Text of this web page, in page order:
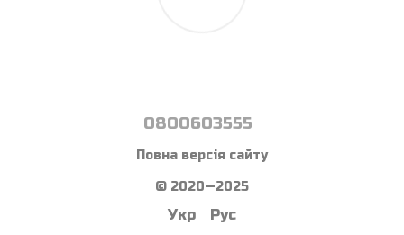
0800603555
Повна версія сайту
© 2020—2025
Укр Рус